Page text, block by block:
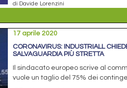
di Davide Lorenzini
17 aprile 2020
CORONAVIRUS: INDUSTRIALL
SALVAGUARDIA PIÙ STRETTA
Il sindacato europeo scrive al
vuole un taglio del 75% dei